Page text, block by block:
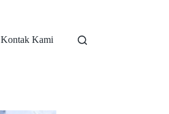
Kontak Kami